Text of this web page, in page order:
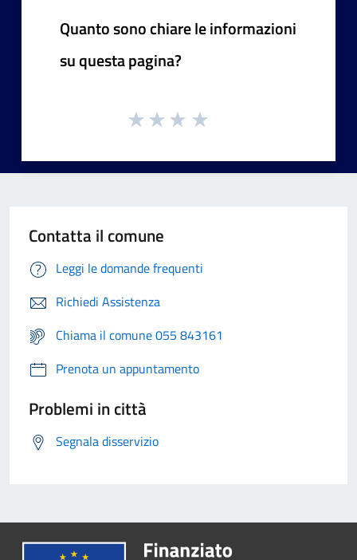
Quanto sono chiare le informazioni
su questa pagina?
Contatta il comune
Leggi le domande frequenti
Richiedi Assistenza
Chiama il comune 055 843161
Prenota un appuntamento
Problemi in città
Segnala disservizio